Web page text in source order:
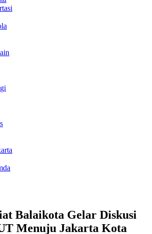
Balaikota Gelar Diskusi
Menuju Jakarta Kota